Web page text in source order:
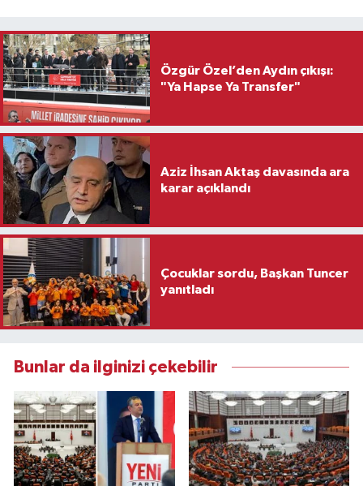
Özgür Özel’den Aydın çıkışı:
"Ya Hapse Ya Transfer"
Aziz İhsan Aktaş davasında ara
karar açıklandı
Çocuklar sordu, Başkan Tuncer
yanıtladı
Bunlar da ilginizi çekebilir